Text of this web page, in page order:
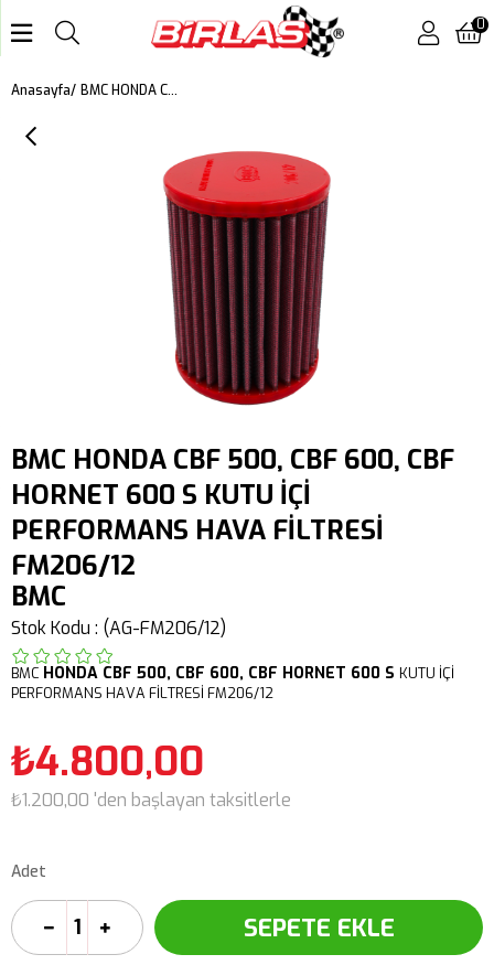
0
Anasayfa BMC HONDA CBF 500, CBF 600, CBF HORNET 600 S KUTU İÇİ PERFORMANS HAVA FİLTRESİ FM206/12
BMC HONDA CBF 500, CBF 600, CBF
HORNET 600 S KUTU İÇİ
PERFORMANS HAVA FİLTRESİ
FM206/12
BMC
Stok Kodu (AG-FM206/12)
BMC HONDA CBF 500, CBF 600, CBF HORNET 600 S KUTU İÇİ
PERFORMANS HAVA FİLTRESİ FM206/12
₺4.800,00
₺1.200,00 'den başlayan taksitlerle
Adet